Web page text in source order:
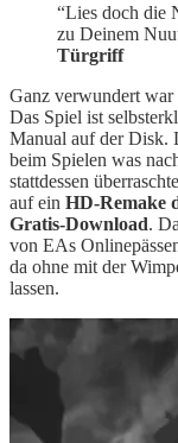
“Lies doch die
zu Deinem
Türgriff
Ganz verwundert war
Das Spiel ist
Manual auf der Disk.
beim Spielen was
stattdessen
auf ein HD-Remake
Gratis-Download.
von EAs
da ohne mit der
lassen.